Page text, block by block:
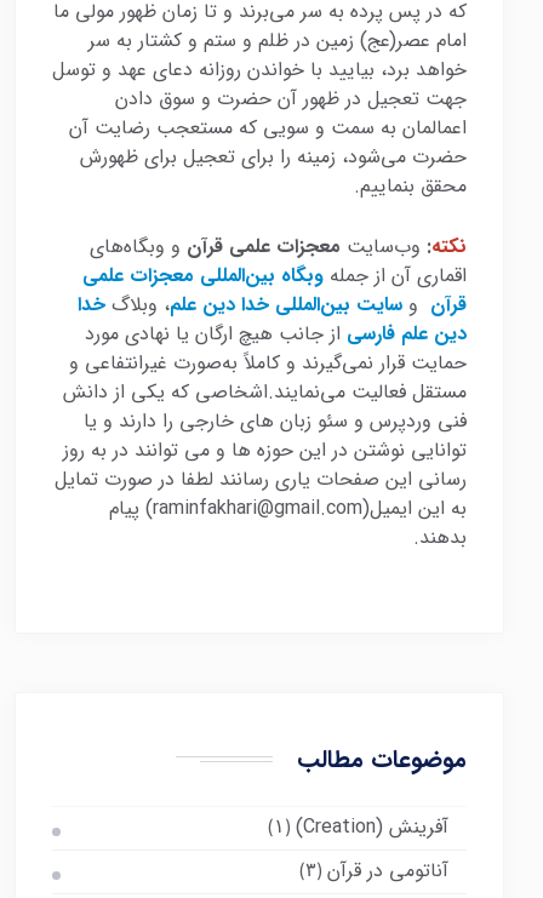
که در پس پرده به سر می‌برند و تا زمان ظهور مولی ما
امام عصر(عج) زمین در ظلم و ستم و کشتار به سر
خواهد برد، بیایید با خواندن روزانه دعای عهد و توسل
جهت تعجیل در ظهور آن حضرت و سوق دادن
اعمالمان به سمت و سویی که مستعجب رضایت آن
حضرت می‌شود، زمینه را برای تعجیل برای ظهورش
محقق بنماییم.
نکته: وب‌سایت معجزات علمی قرآن و وبگاه‌های
اقماری آن از جمله وبگاه بین‌المللی معجزات علمی
قرآن و سایت بین‌المللی خدا دین علم، وبلاگ خدا
دین علم فارسی از جانب هیچ ارگان یا نهادی مورد
حمایت قرار نمی‌گیرند و کاملاً به‌صورت غیرانتفاعی و
مستقل فعالیت می‌نمایند.اشخاصی که یکی از دانش
فنی وردپرس و سئو زبان های خارجی را دارند و یا
توانایی نوشتن در این حوزه ها و می توانند در به روز
رسانی این صفحات یاری رسانند لطفا در صورت تمایل
به این ایمیل(raminfakhari@gmail.com) پیام
بدهند.
موضوعات مطالب
آفرینش (Creation) (۱)
آناتومی در قرآن (۳)